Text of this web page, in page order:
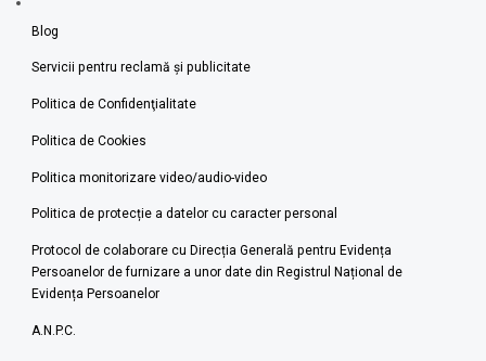
Blog
Servicii pentru reclamă și publicitate
Politica de Confidenţialitate
Politica de Cookies
Politica monitorizare video/audio-video
Politica de protecție a datelor cu caracter personal
Protocol de colaborare cu Direcția Generală pentru Evidența
Persoanelor de furnizare a unor date din Registrul Național de
Evidența Persoanelor
A.N.P.C.